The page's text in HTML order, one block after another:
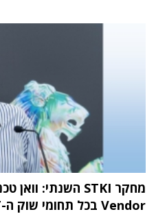
Vendor בכל תחומי שוק ה-IT